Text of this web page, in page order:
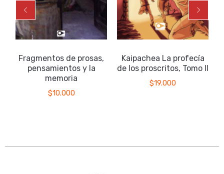
Fragmentos de prosas,
pensamientos y la
memoria
$10.000
Kaipachea La profecía
de los proscritos, Tomo II
$19.000